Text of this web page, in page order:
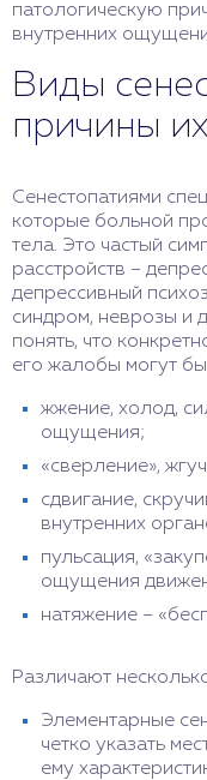
патологическую
внутренних
Виды
причины
Сенестопатиями
которые больной
тела. Это частый
расстройств –
депрессивный
синдром, неврозы и
понять, что
его жалобы могут
жжение, холод,
ощущения;
«сверление»,
сдвигание,
внутренних
пульсация,
ощущения
натяжение –
Различают
Элементарные
четко указать
ему